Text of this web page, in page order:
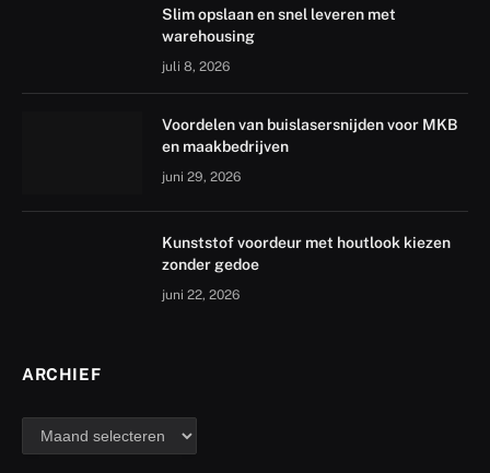
Slim opslaan en snel leveren met
warehousing
juli 8, 2026
Voordelen van buislasersnijden voor MKB
en maakbedrijven
juni 29, 2026
Kunststof voordeur met houtlook kiezen
zonder gedoe
juni 22, 2026
ARCHIEF
archief